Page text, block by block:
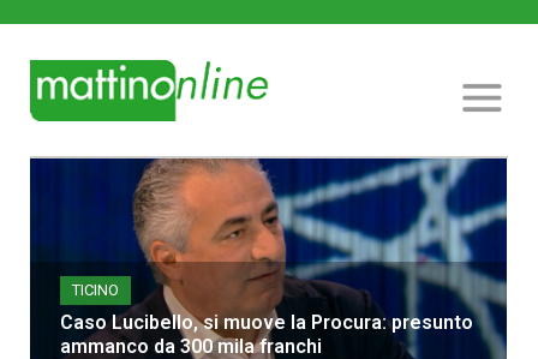
TICINO
Caso Lucibello, si muove la Procura: presunto
ammanco da 300 mila franchi